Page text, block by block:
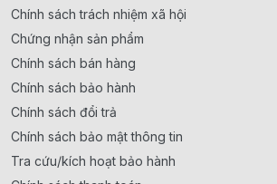
Chính sách trách nhiệm xã hội
Chứng nhận sản phẩm
Chính sách bán hàng
Chính sách bảo hành
Chính sách đổi trả
Chính sách bảo mật thông tin
Tra cứu/kích hoạt bảo hành